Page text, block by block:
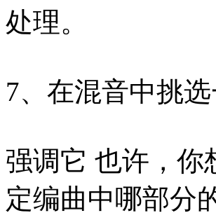
处理。
7、在混音中挑
强调它 也许，你
定编曲中哪部分